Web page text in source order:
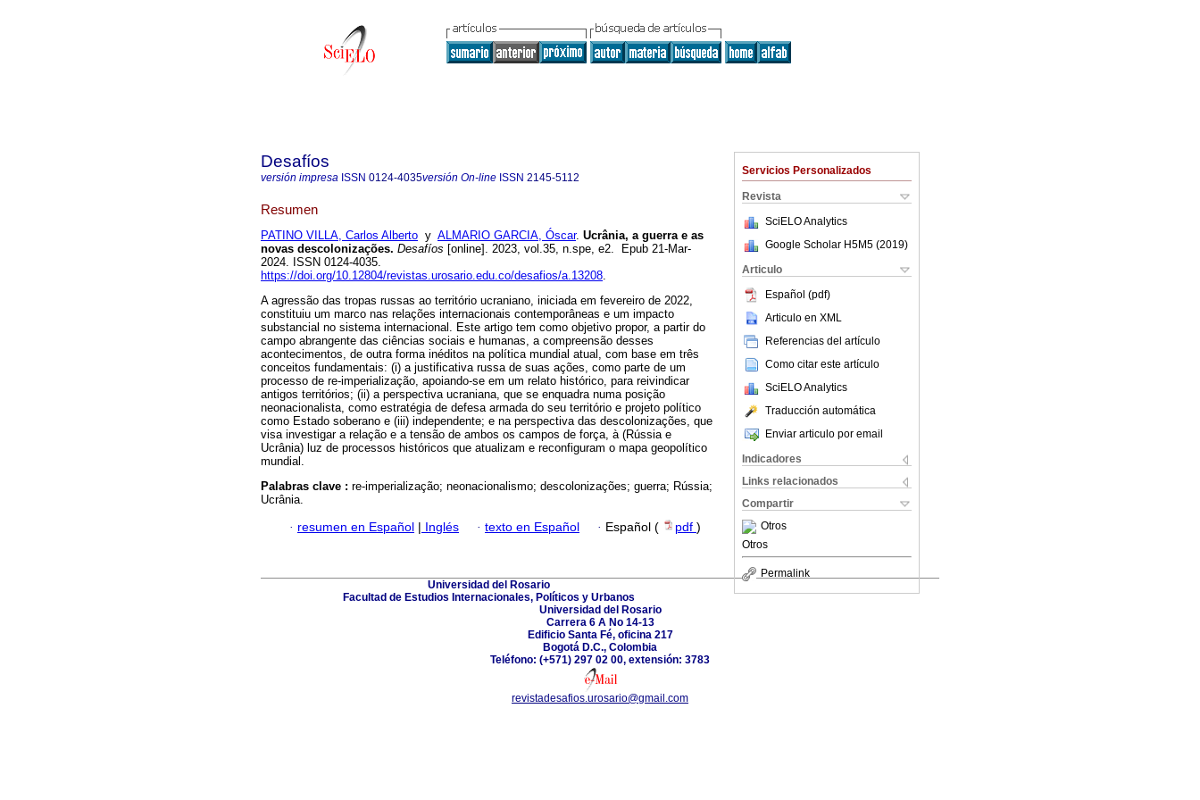
Servicios Personalizados
Revista
SciELO Analytics
Google Scholar H5M5 (2019)
Articulo
Español (pdf)
Articulo en XML
Referencias del artículo
Como citar este artículo
SciELO Analytics
Traducción automática
Enviar articulo por email
Indicadores
Links relacionados
Compartir
Otros
Otros
Permalink
Desafíos
versión impresa ISSN 0124-4035versión On-line ISSN 2145-5112
Resumen
PATINO VILLA, Carlos Alberto y ALMARIO GARCIA, Óscar. Ucrânia, a guerra e as
novas descolonizações. Desafíos [online]. 2023, vol.35, n.spe, e2. Epub 21-Mar-
2024. ISSN 0124-4035.
https://doi.org/10.12804/revistas.urosario.edu.co/desafios/a.13208.
A agressão das tropas russas ao território ucraniano, iniciada em fevereiro de 2022,
constituiu um marco nas relações internacionais contemporâneas e um impacto
substancial no sistema internacional. Este artigo tem como objetivo propor, a partir do
campo abrangente das ciências sociais e humanas, a compreensão desses
acontecimentos, de outra forma inéditos na política mundial atual, com base em três
conceitos fundamentais: (i) a justificativa russa de suas ações, como parte de um
processo de re-imperialização, apoiando-se em um relato histórico, para reivindicar
antigos territórios; (ii) a perspectiva ucraniana, que se enquadra numa posição
neonacionalista, como estratégia de defesa armada do seu território e projeto político
como Estado soberano e (iii) independente; e na perspectiva das descolonizações, que
visa investigar a relação e a tensão de ambos os campos de força, à (Rússia e
Ucrânia) luz de processos históricos que atualizam e reconfiguram o mapa geopolítico
mundial.
Palabras clave : re-imperialização; neonacionalismo; descolonizações; guerra; Rússia;
Ucrânia.
· resumen en Español | Inglés · texto en Español · Español ( pdf )
Universidad del Rosario
Facultad de Estudios Internacionales, Políticos y Urbanos
Universidad del Rosario
Carrera 6 A No 14-13
Edificio Santa Fé, oficina 217
Bogotá D.C., Colombia
Teléfono: (+571) 297 02 00, extensión: 3783
revistadesafios.urosario@gmail.com